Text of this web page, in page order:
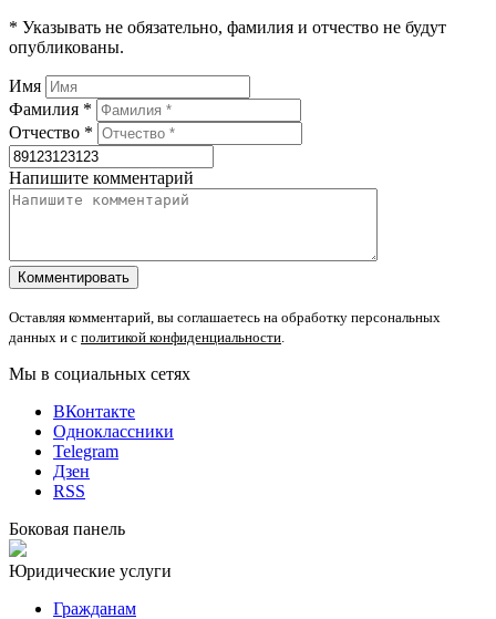
* Указывать не обязательно, фамилия и отчество не будут
опубликованы.
Имя
Фамилия *
Отчество *
Напишите комментарий
Оставляя комментарий, вы соглашаетесь на обработку персональных
данных и с политикой конфиденциальности
Мы в социальных сетях
ВКонтакте
Одноклассники
Telegram
Дзен
RSS
Боковая панель
Юридические услуги
Гражданам